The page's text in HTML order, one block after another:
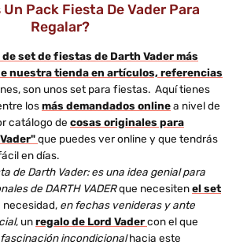
Un Pack Fiesta De Vader Para
Regalar?
set de fiestas de Darth Vader más
nuestra tienda en artículos, referencias
son unos set para fiestas. Aquí tienes
losmás demandados onlinea nivel de
catálogo de cosas originales para
que puedes ver online y que tendrás
en días.
de Darth Vader: es una idea genial para
de DARTH VADERque necesitenel set
necesidad, en fechas venideras y ante
, unregalo de Lord Vadercon el que
incondicionalhacia este